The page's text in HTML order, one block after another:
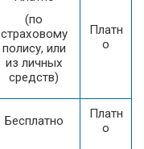
(по
страховому
полису, или
из личных
средств)
Платн
о
Бесплатно
Платн
о